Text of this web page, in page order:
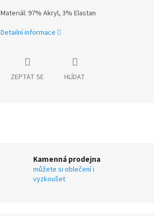
Materiál: 97% Akryl, 3% Elastan
Detailní informace
ZEPTAT SE HLÍDAT
Kamenná prodejna
můžete si oblečení i
vyzkoušet